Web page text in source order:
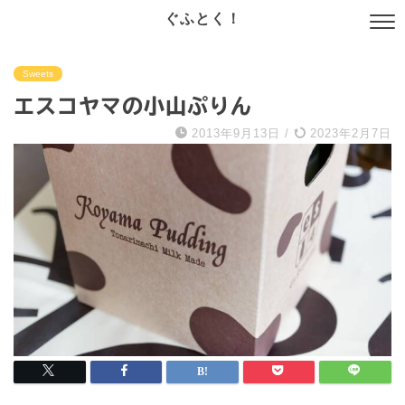
ぐふとく！
Sweets
エスコヤマの小山ぷりん
2013年9月13日 / 2023年2月7日